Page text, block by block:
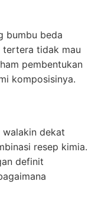
bumbu beda
tertera tidak mau
pembentukan
komposisinya.
dekat
resep kimia.
definit